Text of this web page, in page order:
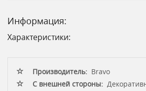
Информация:
Характеристики:
Производитель: Bravo
С внешней стороны: